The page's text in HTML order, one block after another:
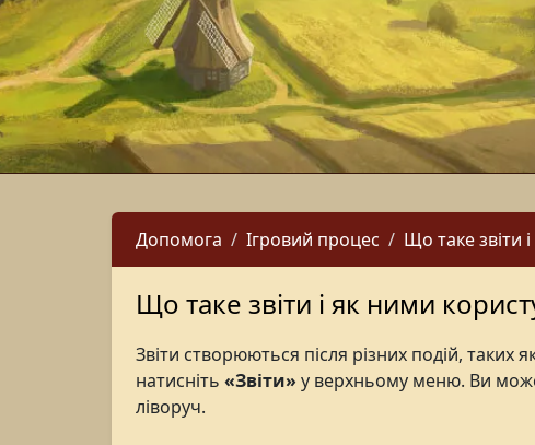
Допомога Ігровий процес Що таке звіти
Що таке звіти і як ними
Звіти створюються після різних подій,
натисніть «Звіти» у верхньому меню. Ви
ліворуч.